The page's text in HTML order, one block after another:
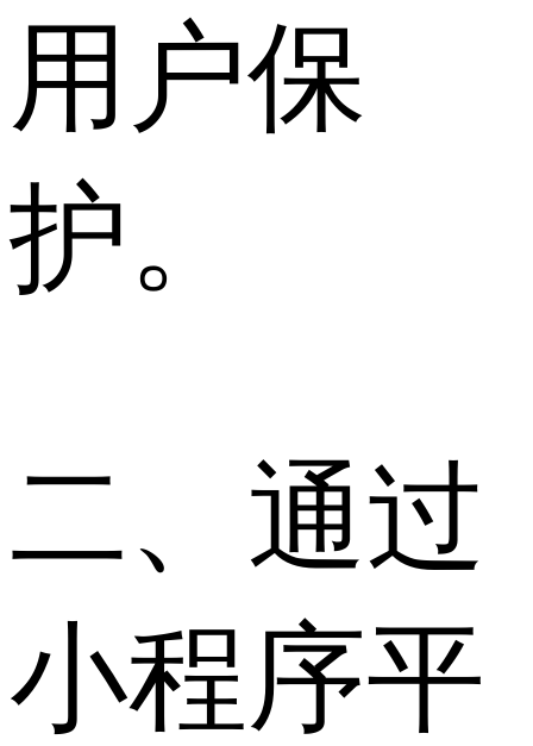
用户保
护。
二、通过
小程序平